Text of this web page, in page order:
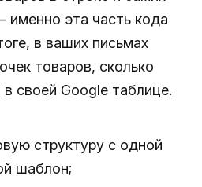
именно эта часть кода
в ваших письмах
товаров, сколько
своей Google таблице.
структуру с одной
шаблон;